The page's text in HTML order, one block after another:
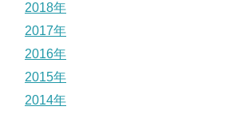
2018年
2017年
2016年
2015年
2014年